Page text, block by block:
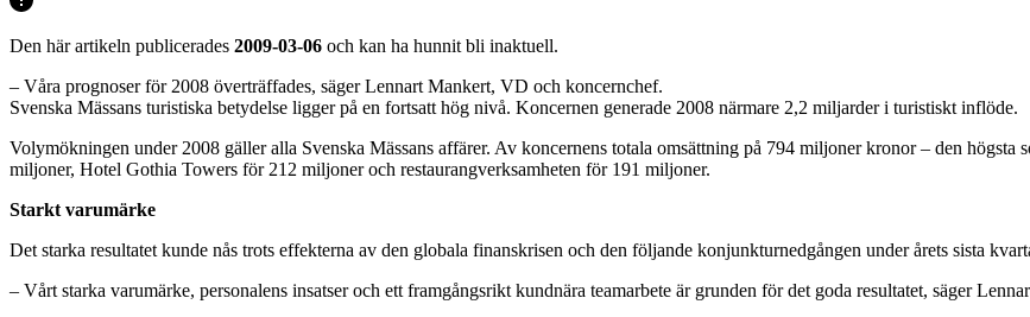
Den här artikeln publicerades 2009-03-06 och kan ha hunnit bli inaktuell.
– Våra prognoser för 2008 överträffades, säger Lennart Mankert, VD och koncernchef.
Svenska Mässans turistiska betydelse ligger på en fortsatt hög nivå. Koncernen generade 2008 närmare 2,2 miljarder i turistiskt inflöde.
Volymökningen under 2008 gäller alla Svenska Mässans affärer. Av koncernens totala omsättning på 794 miljoner kronor – den högsta
miljoner, Hotel Gothia Towers för 212 miljoner och restaurangverksamheten för 191 miljoner.
Starkt varumärke
Det starka resultatet kunde nås trots effekterna av den globala finanskrisen och den följande konjunkturnedgången under årets sista
– Vårt starka varumärke, personalens insatser och ett framgångsrikt kundnära teamarbete är grunden för det goda resultatet, säger